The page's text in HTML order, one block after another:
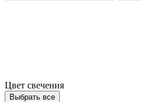
Цвет свечения
Выбрать все